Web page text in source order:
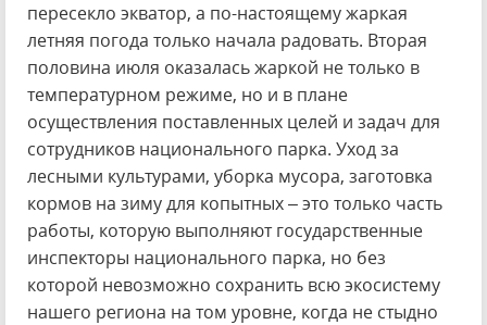
пересекло экватор, а по-настоящему жаркая
летняя погода только начала радовать. Вторая
половина июля оказалась жаркой не только в
температурном режиме, но и в плане
осуществления поставленных целей и задач для
сотрудников национального парка. Уход за
лесными культурами, уборка мусора, заготовка
кормов на зиму для копытных – это только часть
работы, которую выполняют государственные
инспекторы национального парка, но без
которой невозможно сохранить всю экосистему
нашего региона на том уровне, когда не стыдно